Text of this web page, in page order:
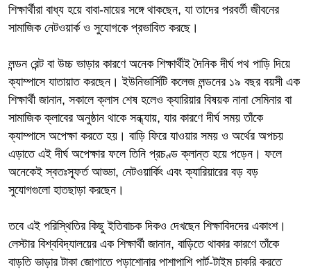
শিক্ষার্থীরা বাধ্য হয়ে বাবা-মায়ের সঙ্গে থাকছেন, যা তাদের পরবর্তী জীবনের
সামাজিক নেটওয়ার্ক ও সুযোগকে প্রভাবিত করছে।
লন্ডন রেন্ট বা উচ্চ ভাড়ার কারণে অনেক শিক্ষার্থীই দৈনিক দীর্ঘ পথ পাড়ি দিয়ে
ক্যাম্পাসে যাতায়াত করছেন। ইউনিভার্সিটি কলেজ লন্ডনের ১৯ বছর বয়সী এক
শিক্ষার্থী জানান, সকালে ক্লাস শেষ হলেও ক্যারিয়ার বিষয়ক নানা সেমিনার বা
সামাজিক ক্লাবের অনুষ্ঠান থাকে সন্ধ্যায়, যার কারণে দীর্ঘ সময় তাঁকে
ক্যাম্পাসে অপেক্ষা করতে হয়। বাড়ি ফিরে যাওয়ার সময় ও অর্থের অপচয়
এড়াতে এই দীর্ঘ অপেক্ষার ফলে তিনি প্রচণ্ড ক্লান্ত হয়ে পড়েন। ফলে
অনেকেই স্বতঃস্ফূর্ত আড্ডা, নেটওয়ার্কিং এবং ক্যারিয়ারের বড় বড়
সুযোগগুলো হাতছাড়া করছেন।
তবে এই পরিস্থিতির কিছু ইতিবাচক দিকও দেখছেন শিক্ষাবিদদের একাংশ।
লেস্টার বিশ্ববিদ্যালয়ের এক শিক্ষার্থী জানান, বাড়িতে থাকার কারণে তাঁকে
বাড়তি ভাড়ার টাকা জোগাতে পড়াশোনার পাশাপাশি পার্ট-টাইম চাকরি করতে